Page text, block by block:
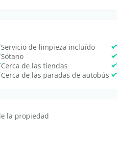
Servicio de limpieza incluído
Sótano
Cerca de las tiendas
Cerca de las paradas de autobús
la propiedad